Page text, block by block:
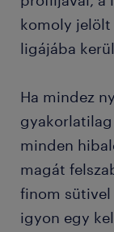
komoly
ligájába
Ha mindez
minden
magát
finom sütivel
igyon egy